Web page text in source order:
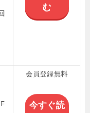
む
会員登録無料
今すぐ読